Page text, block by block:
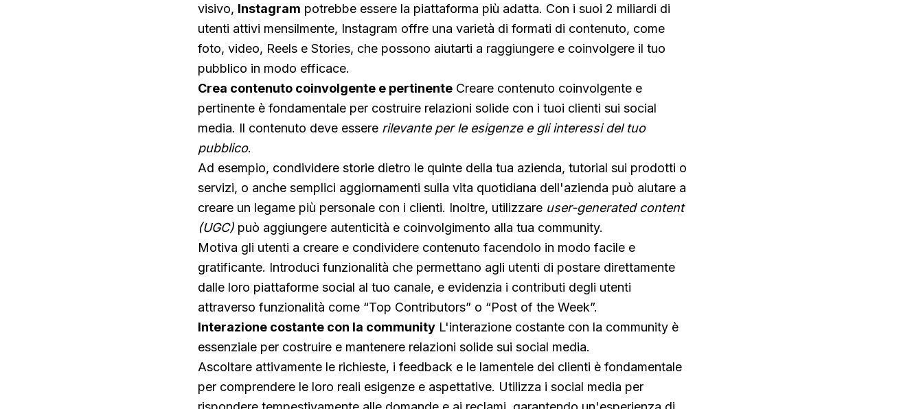
visivo, Instagram potrebbe essere la piattaforma più adatta. Con i suoi 2 miliardi di
utenti attivi mensilmente, Instagram offre una varietà di formati di contenuto, come
foto, video, Reels e Stories, che possono aiutarti a raggiungere e coinvolgere il tuo
pubblico in modo efficace.
Crea contenuto coinvolgente e pertinente Creare contenuto coinvolgente e
pertinente è fondamentale per costruire relazioni solide con i tuoi clienti sui social
media. Il contenuto deve essere rilevante per le esigenze e gli interessi del tuo
pubblico.
Ad esempio, condividere storie dietro le quinte della tua azienda, tutorial sui prodotti o
servizi, o anche semplici aggiornamenti sulla vita quotidiana dell'azienda può aiutare a
creare un legame più personale con i clienti. Inoltre, utilizzare user-generated content
(UGC) può aggiungere autenticità e coinvolgimento alla tua community.
Motiva gli utenti a creare e condividere contenuto facendolo in modo facile e
gratificante. Introduci funzionalità che permettano agli utenti di postare direttamente
dalle loro piattaforme social al tuo canale, e evidenzia i contributi degli utenti
attraverso funzionalità come “Top Contributors” o “Post of the Week”.
Interazione costante con la community L'interazione costante con la community è
essenziale per costruire e mantenere relazioni solide sui social media.
Ascoltare attivamente le richieste, i feedback e le lamentele dei clienti è fondamentale
per comprendere le loro reali esigenze e aspettative. Utilizza i social media per